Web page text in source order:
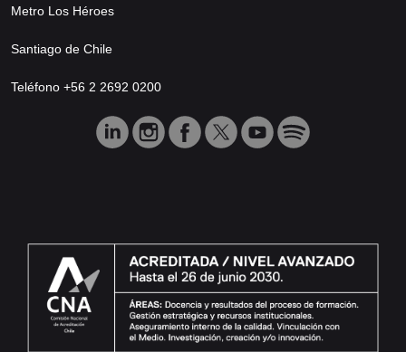
Metro Los Héroes
Santiago de Chile
Teléfono +56 2 2692 0200